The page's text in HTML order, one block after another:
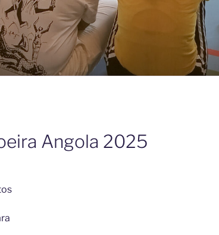
Angola 2025